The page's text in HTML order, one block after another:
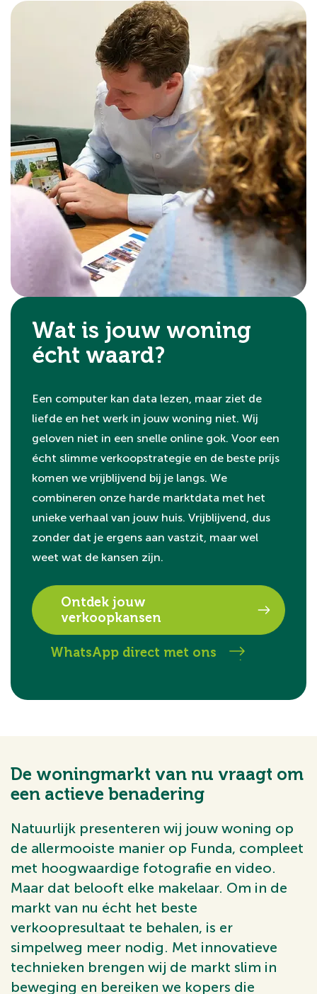
Wat is jouw woning
écht waard?
Een computer kan data lezen, maar ziet de
liefde en het werk in jouw woning niet. Wij
geloven niet in een snelle online gok. Voor een
écht slimme verkoopstrategie en de beste prijs
komen we vrijblijvend bij je langs. We
combineren onze harde marktdata met het
unieke verhaal van jouw huis. Vrijblijvend, dus
zonder dat je ergens aan vastzit, maar wel
weet wat de kansen zijn.
Ontdek jouw
verkoopkansen
WhatsApp direct met ons
De woningmarkt van nu vraagt om
een actieve benadering
Natuurlijk presenteren wij jouw woning op
de allermooiste manier op Funda, compleet
met hoogwaardige fotografie en video.
Maar dat belooft elke makelaar. Om in de
markt van nu écht het beste
verkoopresultaat te behalen, is er
simpelweg meer nodig. Met innovatieve
technieken brengen wij de markt slim in
beweging en bereiken we kopers die